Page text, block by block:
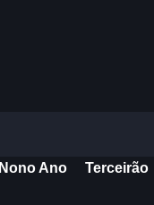
Nono Ano Terceirão